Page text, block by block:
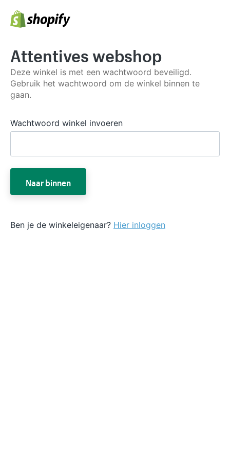
Attentives webshop
Deze winkel is met een wachtwoord beveiligd.
Gebruik het wachtwoord om de winkel binnen te
gaan.
Wachtwoord winkel invoeren
Naar binnen
Ben je de winkeleigenaar? Hier inloggen